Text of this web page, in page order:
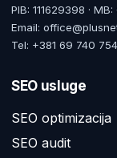
PIB: 111629398 ·
Email:
Tel: +381 69 740
SEO usluge
SEO optimizacija
SEO audit